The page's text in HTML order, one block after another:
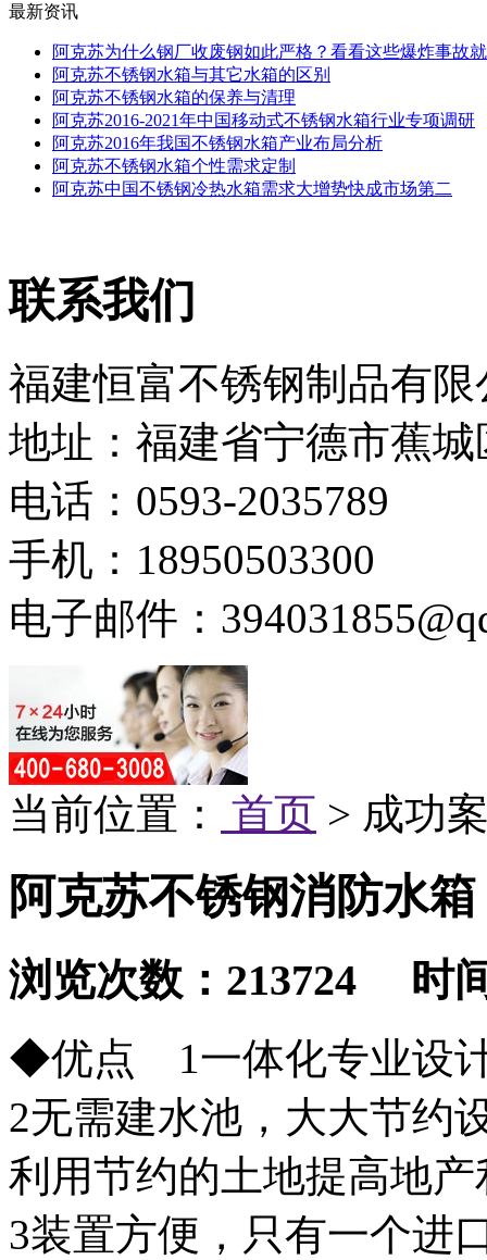
最新资讯
阿克苏为什么钢厂收废钢如此严格？看看这些爆炸事故
阿克苏不锈钢水箱与其它水箱的区别
阿克苏不锈钢水箱的保养与清理
阿克苏2016-2021年中国移动式不锈钢水箱行业专项调研
阿克苏2016年我国不锈钢水箱产业布局分析
阿克苏不锈钢水箱个性需求定制
阿克苏中国不锈钢冷热水箱需求大增势快成市场第二
联系我们
福建恒富不锈钢制品有限
地址：福建省宁德市蕉城
电话：0593-2035789
手机：18950503300
电子邮件：
当前位置： 首页 > 成功
阿克苏不锈钢消防水箱
浏览次数：213724 时
◆优点 1一体化专业设
2无需建水池，大大节约
利用节约的土地提高地
3装置方便，只有一个进